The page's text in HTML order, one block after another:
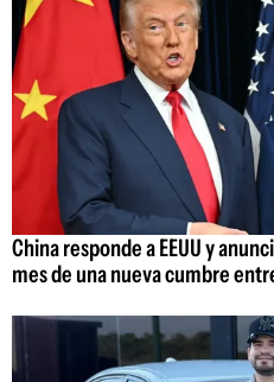
China responde a EEUU y
mes de una nueva cumbre